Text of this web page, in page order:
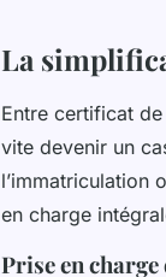
La
Entre certificat
vite devenir un
l’immatriculation
en charge
Prise en